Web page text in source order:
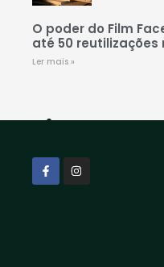
O poder do Film
até 50
Ler mais »
Siga nas